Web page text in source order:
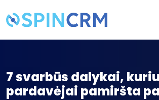
7 svarbūs dalykai,
pardavėjai pamiršta